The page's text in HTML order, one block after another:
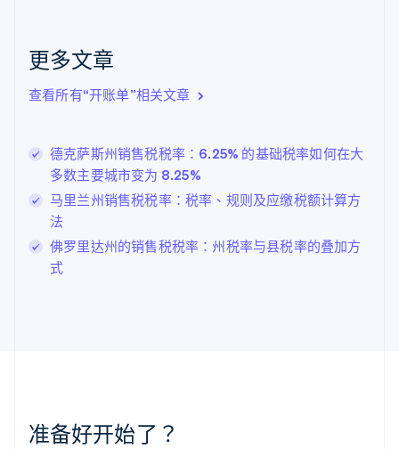
更多文章
查看所有“开账单”相关文章
德克萨斯州销售税税率：6.25% 的基础税率如何在大
多数主要城市变为 8.25%
马里兰州销售税税率：税率、规则及应缴税额计算方
法
佛罗里达州的销售税税率：州税率与县税率的叠加方
式
准备好开始了？
捷克
克罗地亚
English
立陶宛
English
列支敦士登
Deutsch
卢森堡
FrançaisDeutschEnglish
罗马尼亚
墨西哥
EspañolEnglish